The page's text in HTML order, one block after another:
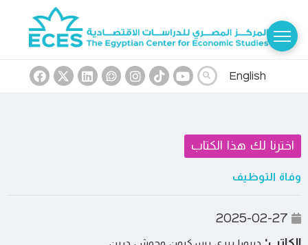
English
اخترنا لك هذا الكتاب
وفاة التوظيف